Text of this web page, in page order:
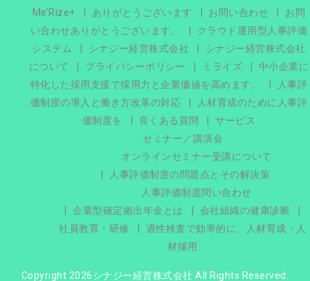
Me’Rize+ ありがとうございます お問い合わせ
お問
い合わせありがとうございます。
クラウド運用型人事評価
システム
シナジー経営株式会社
シナジー経営株式会社
について
プライバシーポリシー ミライズ
中小企業に
特化した採用支援で採用力と企業価値を高めます。
人事評
価制度の導入と働き方改革の対応
人材育成のために人事評
価制度を
良くある質問
サービス
セミナー／講演会
オンラインセミナー受講について
人事評価制度の問題点とその解決策
人事評価制度問い合わせ
企業型確定拠出年金とは
会社組織の健康診断
社員教育・研修
適性検査で効率的に、人材育成・人
材採用
Copyright 2026シナジー経営株式会社 All Rights Reserved.